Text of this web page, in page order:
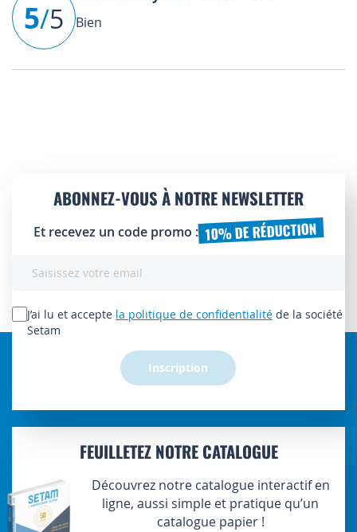
5/5 Bien
ABONNEZ-VOUS À NOTRE NEWSLETTER
Et recevez un code promo : 10% DE RÉDUCTION
lettre
d’information
J’ai lu et accepte la politique de confidentialité de la société
Setam
Inscription
FEUILLETEZ NOTRE CATALOGUE
Découvrez notre catalogue interactif en
ligne, aussi simple et pratique qu’un
catalogue papier !